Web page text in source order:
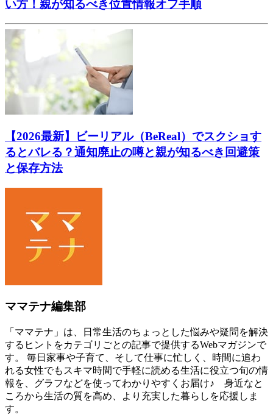
い方！親が知るべき位置情報オフ手順
【2026最新】ビーリアル（BeReal）でスクショす
るとバレる？通知廃止の噂と親が知るべき回避策
と保存方法
ママテナ編集部
「ママテナ」は、日常生活のちょっとした悩みや疑問を解決
するヒントをカテゴリごとの記事で提供するWebマガジンで
す。 毎日家事や子育て、そして仕事に忙しく、時間に追わ
れる女性でもスキマ時間で手軽に読める生活に役立つ旬の情
報を、グラフなどを使ってわかりやすくお届け♪ 身近なと
ころから生活の質を高め、より充実した暮らしを応援しま
す。